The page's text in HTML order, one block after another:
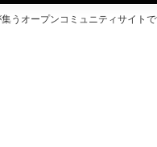
うオープンコミュニティサイト